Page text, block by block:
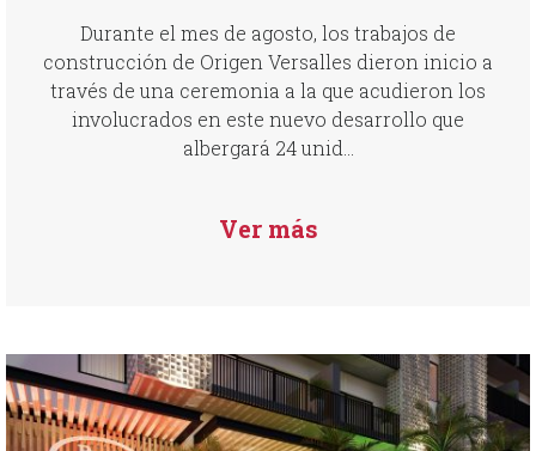
Durante el mes de agosto, los trabajos de
construcción de Origen Versalles dieron inicio a
través de una ceremonia a la que acudieron los
involucrados en este nuevo desarrollo que
albergará 24 unid...
Ver más